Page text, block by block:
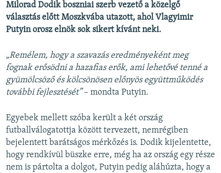
Milorad Dodik boszniai szerb vezető a közelgő
választás előtt Moszkvába utazott, ahol Vlagyimir
Putyin orosz elnök sok sikert kívánt neki.
„Remélem, hogy a szavazás eredményeként meg
fognak erősödni a hazafias erők, ami lehetővé tenné a
gyümölcsöző és kölcsönösen előnyös együttműködés
további fejlesztését”– mondta Putyin.
Egyebek mellett szóba került a két ország
futballválogatottja között tervezett, nemrégiben
bejelentett barátságos mérkőzés is. Dodik kijelentette,
hogy rendkívül büszke erre, még ha az ország egy része
nem is pártolta a dolgot, Putyin pedig aláhúzta, hogy a